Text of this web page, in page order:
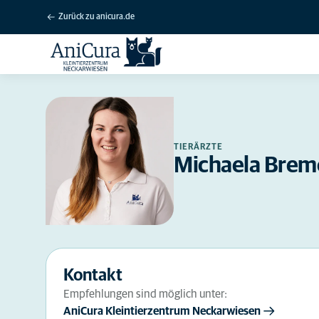
Zurück zu anicura.de
TIERÄRZTE
Michaela
Kontakt
Empfehlungen sind möglich unter:
AniCura Kleintierzentrum Neckarwiesen